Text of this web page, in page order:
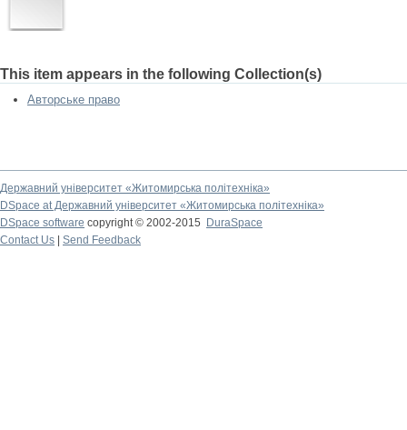
This item appears in the following Collection(s)
Авторське право
Державний університет «Житомирська політехніка»
DSpace at Державний університет «Житомирська політехніка»
DSpace software copyright © 2002-2015
DuraSpace
Contact Us
Send Feedback